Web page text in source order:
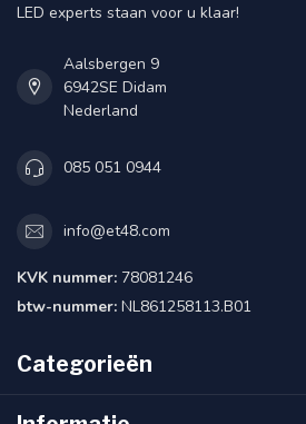
LED experts staan voor u klaar!
Aalsbergen 9
6942SE Didam
Nederland
085 051 0944
info@et48.com
KVK nummer: 78081246
btw-nummer: NL861258113.B01
Categorieën